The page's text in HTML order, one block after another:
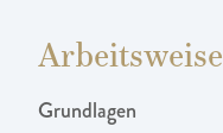
Arbeitsweise
Grundlagen